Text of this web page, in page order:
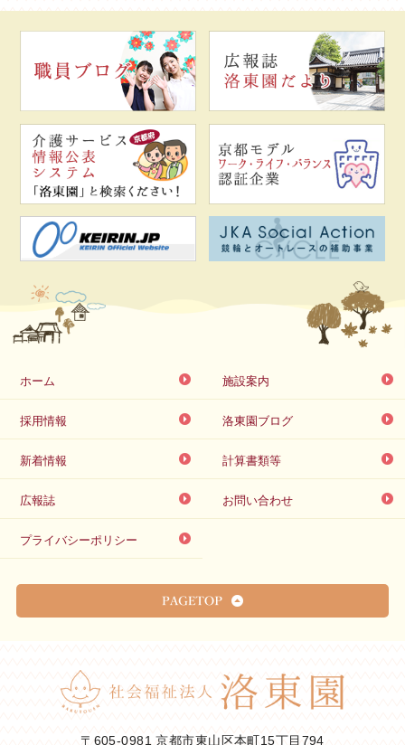
ホーム 施設案内
採用情報 洛東園ブログ
新着情報 計算書類等
広報誌 お問い合わせ
プライバシーポリシー
〒605-0981 京都市東山区本町15丁目794